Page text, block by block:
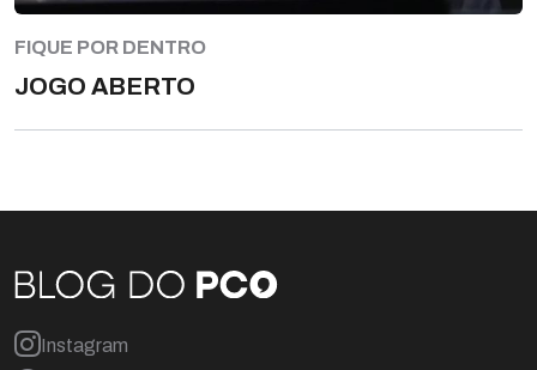
FIQUE POR DENTRO
JOGO ABERTO
Instagram